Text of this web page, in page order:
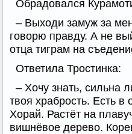
Обрадовался
– Выходи замуж за
говорю правду. А не
отца тиграм на
Ответила Тростинка:
– Хочу знать, сильна
твоя храбрость. Есть в
Хорай. Растёт на
вишнёвое дерево.